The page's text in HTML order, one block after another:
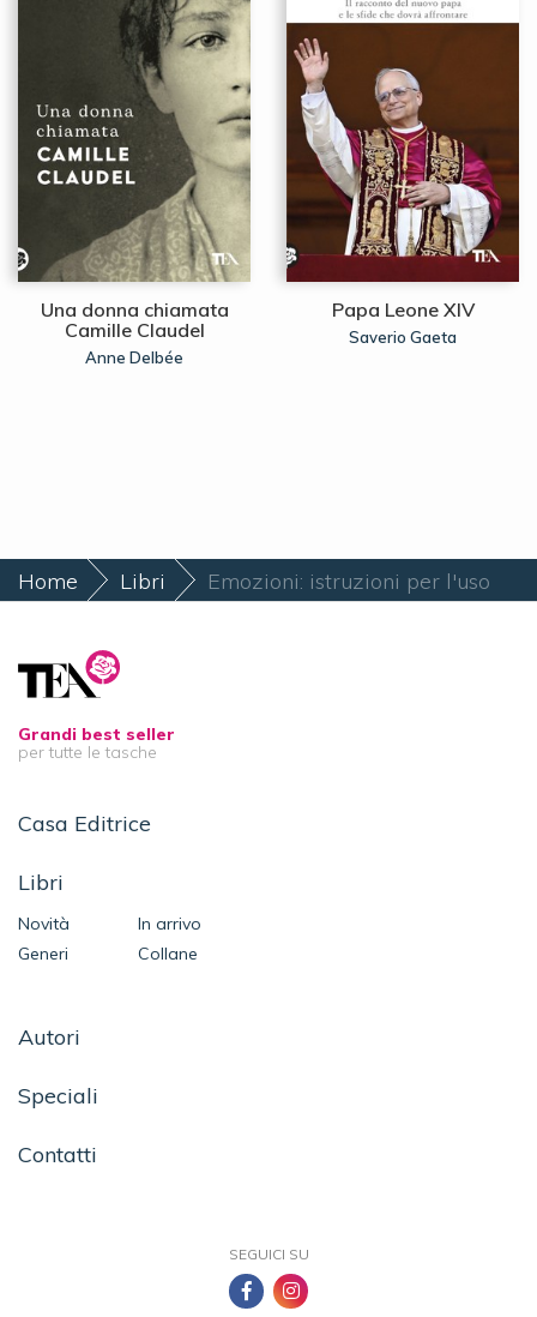
Una donna chiamata
Camille Claudel
Anne Delbée
Papa Leone XIV
Saverio Gaeta
Home Libri Emozioni: istruzioni per l'uso
Grandi best seller
per tutte le tasche
Casa Editrice
Libri
Novità
In arrivo
Generi
Collane
Autori
Speciali
Contatti
SEGUICI SU